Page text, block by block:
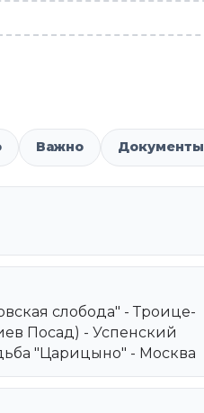
Важно Документы
слобода" - Троице-
Посад) - Успенский
"Царицыно" - Москва